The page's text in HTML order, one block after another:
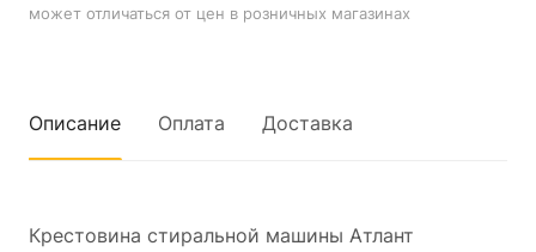
может отличаться от цен в розничных магазинах
Описание Оплата Доставка
Крестовина стиральной машины Атлант